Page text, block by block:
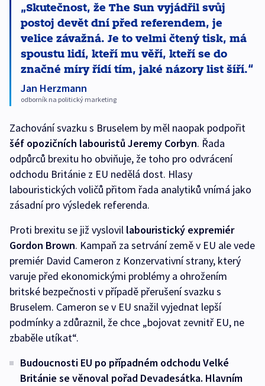
Skutečnost, že The Sun vyjádřil svůj
postoj devět dní před referendem, je
velice závažná. Je to velmi čtený tisk, má
spoustu lidí, kteří mu věří, kteří se do
značné míry řídí tím, jaké názory list šíří.
Jan Herzmann
odborník na politický marketing
Zachování svazku s Bruselem by měl naopak podpořit
šéf opozičních labouristů Jeremy Corbyn. Řada
odpůrců brexitu ho obviňuje, že toho pro odvrácení
odchodu Británie z EU nedělá dost. Hlasy
labouristických voličů přitom řada analytiků vnímá jako
zásadní pro výsledek referenda.
Proti brexitu se již vyslovil labouristický expremiér
Gordon Brown. Kampaň za setrvání země v EU ale vede
premiér David Cameron z Konzervativní strany, který
varuje před ekonomickými problémy a ohrožením
britské bezpečnosti v případě přerušení svazku s
Bruselem. Cameron se v EU snažil vyjednat lepší
podmínky a zdůraznil, že chce „bojovat zevnitř EU, ne
zbaběle utíkat“.
Budoucnosti EU po případném odchodu Velké
Británie se věnoval pořad Devadesátka. Hlavním